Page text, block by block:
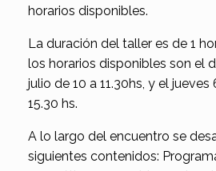
horarios disponibles.
La duración del taller es de 1
los horarios disponibles son el
julio de 10 a 11.30hs, y el
15.30 hs.
A lo largo del encuentro se
siguientes contenidos: